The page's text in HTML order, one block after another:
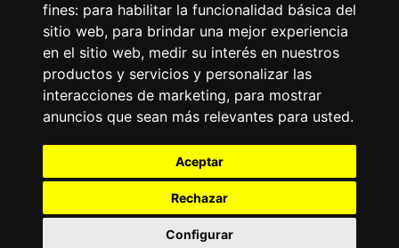
fines: para habilitar la funcionalidad básica del
sitio web, para brindar una mejor experiencia
en el sitio web, medir su interés en nuestros
productos y servicios y personalizar las
interacciones de marketing, para mostrar
anuncios que sean más relevantes para usted.
Aceptar
Rechazar
Configurar
Contacto
Términos y condiciones
Directorio
Grupo Emisoras Unidas
desarrollo porwww.dast.cl